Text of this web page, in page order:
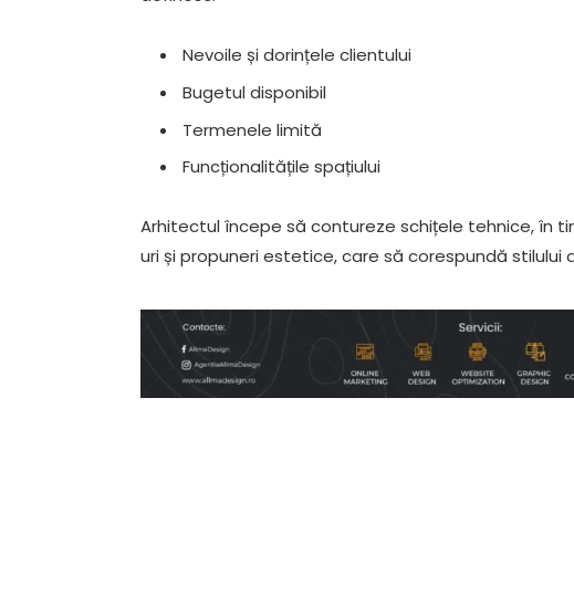
Nevoile și dorințele clientului
Bugetul disponibil
Termenele limită
Funcționalitățile spațiului
Arhitectul începe să contureze schițele tehnice, în
uri și propuneri estetice, care să corespundă stilului